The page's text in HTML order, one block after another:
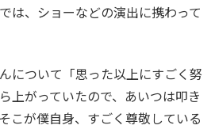
は、ショーなどの演出に携わって
について「思った以上にすごく努
上がっていたので、あいつは叩き
こが僕自身、すごく尊敬している